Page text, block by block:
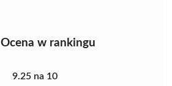
Ocena w rankingu
9.25 na 10